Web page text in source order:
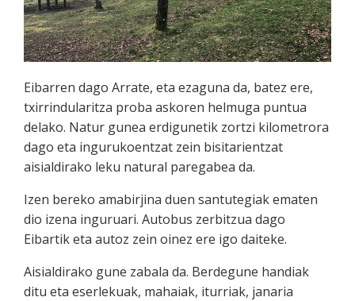
Eibarren dago Arrate, eta ezaguna da, batez ere,
txirrindularitza proba askoren helmuga puntua
delako. Natur gunea erdigunetik zortzi kilometrora
dago eta ingurukoentzat zein bisitarientzat
aisialdirako leku natural paregabea da.
Izen bereko amabirjina duen santutegiak ematen
dio izena inguruari. Autobus zerbitzua dago
Eibartik eta autoz zein oinez ere igo daiteke.
Aisialdirako gune zabala da. Berdegune handiak
ditu eta eserlekuak, mahaiak, iturriak, janaria